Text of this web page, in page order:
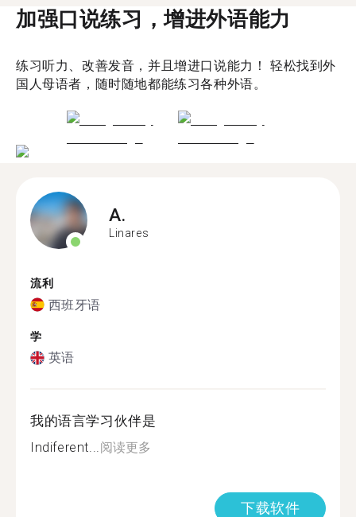
加强口说练习，增进外语能力
练习听力、改善发音，并且增进口说能力！ 轻松找到外
国人母语者，随时随地都能练习各种外语。
A.
Linares
流利
西班牙语
学
英语
我的语言学习伙伴是
Indiferent...阅读更多
下载软件